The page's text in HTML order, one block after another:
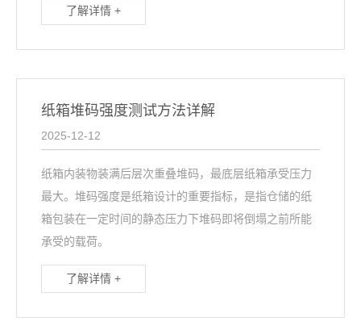
了解详情 +
纸箱堆码强度测试方法详解
2025-12-12
纸箱内装物装满后层次重叠堆码，最底层纸箱承受压力
最大。堆码强度是纸箱设计的重要指标，是指仓储的纸
箱包装在一定时间的静态压力下堆码即将倒塌之前所能
承受的载荷。
了解详情 +